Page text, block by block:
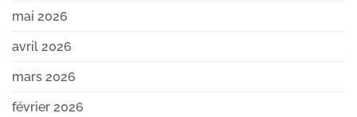
mai 2026
avril 2026
mars 2026
février 2026